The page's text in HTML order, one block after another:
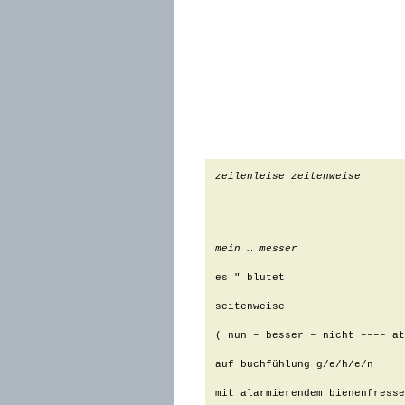
zeilenleise zeitenweise
mein … messer
es " blutet
seitenweise
( nun – besser – nicht ––––
auf buchfühlung g/e/h/e/n
mit alarmierendem